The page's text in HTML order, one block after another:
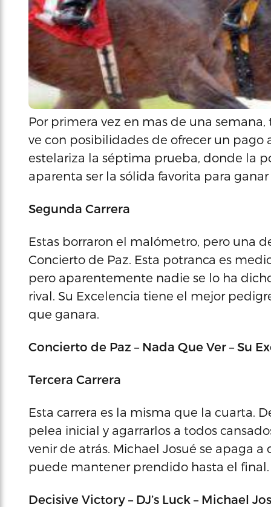
Por primera vez en mas de una
ve con posibilidades de ofrecer un
estelariza la séptima prueba, donde la
aparenta ser la sólida favorita para
Segunda Carrera
Estas borraron el malómetro, pero una
Concierto de Paz. Esta potranca es
pero aparentemente nadie se lo ha
rival. Su Excelencia tiene el mejor
que ganara.
Concierto de Paz – Nada Que Ver – Su
Tercera Carrera
Esta carrera es la misma que la cuarta.
pelea inicial y agarrarlos a todos
venir de atrás. Michael Josué se apaga
puede mantener prendido hasta el final.
Decisive Victory – DJ’s Luck – Michael